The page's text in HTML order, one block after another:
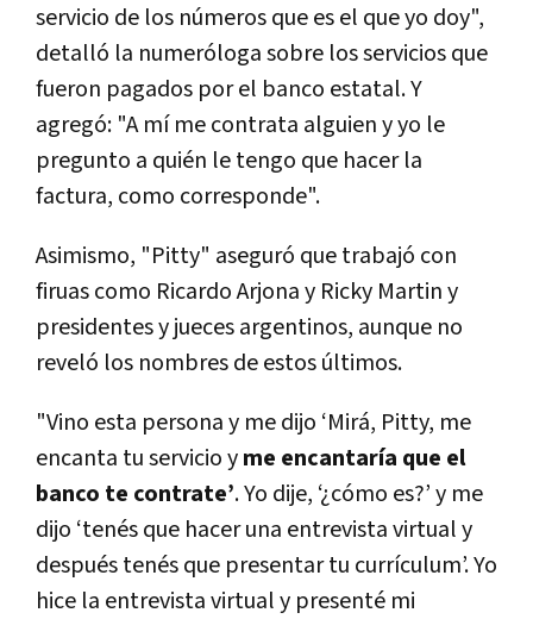
servicio de los números que es el que yo doy",
detalló la numeróloga sobre los servicios que
fueron pagados por el banco estatal. Y
agregó: "A mí me contrata alguien y yo le
pregunto a quién le tengo que hacer la
factura, como corresponde".
Asimismo, "Pitty" aseguró que trabajó con
firuas como Ricardo Arjona y Ricky Martin y
presidentes y jueces argentinos, aunque no
reveló los nombres de estos últimos.
"Vino esta persona y me dijo ‘Mirá, Pitty, me
encanta tu servicio yme encantaría que el
banco te contrate’. Yo dije, ‘¿cómo es?’ y me
dijo ‘tenés que hacer una entrevista virtual y
después tenés que presentar tu currículum’. Yo
hice la entrevista virtual y presenté mi